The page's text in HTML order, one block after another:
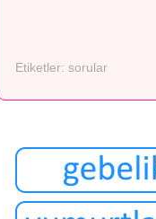
Etiketler: sorular